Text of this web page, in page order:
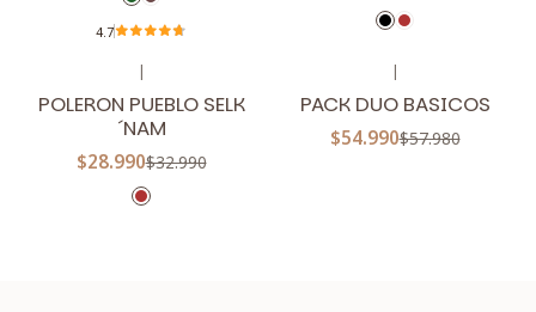
4.7
|
POLERON PUEBLO SELK
´NAM
$28.990$32.990
|
PACK DUO BASICOS
$54.990$57.980